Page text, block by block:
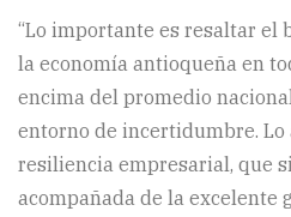
“Lo importante es resaltar el
la economía antioqueña en
encima del promedio
entorno de incertidumbre.
resiliencia empresarial, que
acompañada de la excelente